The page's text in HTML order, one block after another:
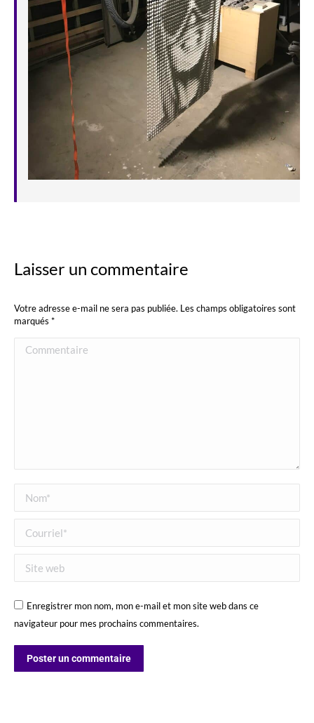
Laisser un commentaire
Votre adresse e-mail ne sera pas publiée. Les champs obligatoires sont
marqués *
Commentaire
Nom *
Courriel *
Site web
Enregistrer mon nom, mon e-mail et mon site web dans ce
navigateur pour mes prochains commentaires.
Poster un commentaire